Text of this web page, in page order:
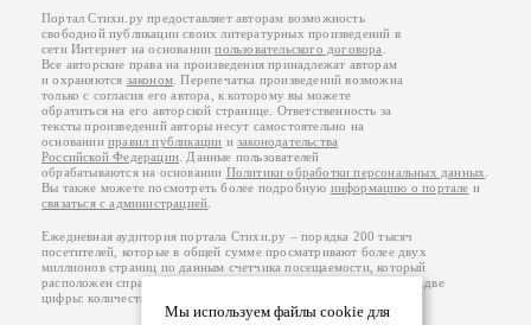
Мы используем файлы cookie для
Портал Стихи.ру предоставляет авторам возможность
свободной публикации своих литературных произведений в
сети Интернет на основаниипользовательского договора
Все авторские права на произведения принадлежат авторам
и охраняются законом . Перепечатка произведений возможна
только с согласия его автора, к которому вы можете
обратиться на его авторской странице. Ответственность за
тексты произведений авторы несут самостоятельно на
основанииправил публикации изаконодательства
Российской Федерации . Данные пользователей
обрабатываются на основании Политики обработки персональных данных
Вы также можете посмотреть более подробную информацию о портале и
связаться с администрацией
Ежедневная аудитория портала Стихи.ру – порядка 200 тысяч
посетителей, которые в общей сумме просматривают более двух
миллионов страниц по данным счетчика посещаемости, который
расположен справа от этого текста. В каждой графе указано по две
цифры: количество просмотров и количество посетителей.